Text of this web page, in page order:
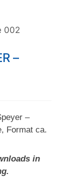
002
–
–
Format ca.
in